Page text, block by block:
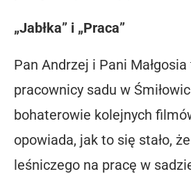
„Jabłka” i „Praca”
Pan Andrzej i Pani
pracownicy sadu w
bohaterowie kolejnych
opowiada, jak to się stało,
leśniczego na pracę w